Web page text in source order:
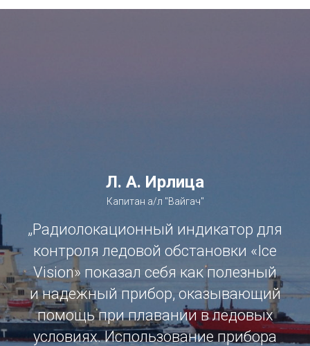
Л. А. Ирлица
Капитан а/л "Вайгач"
„Радиолокационный индикатор для
контроля ледовой обстановки «Ice
Vision» показал себя как полезный
и надежный прибор, оказывающий
помощь при плавании в ледовых
условиях. Использование прибора